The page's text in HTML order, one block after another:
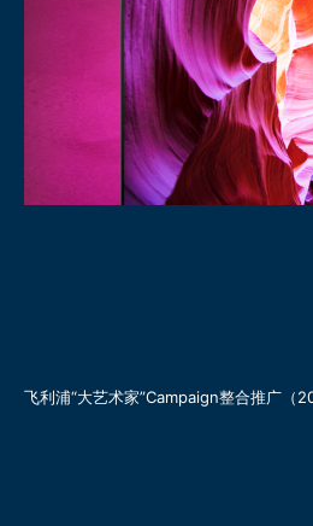
飞利浦大艺术家全国巡回线下品鉴会执行